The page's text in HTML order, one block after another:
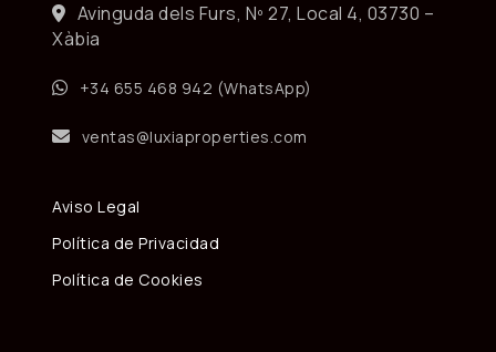
Avinguda dels Furs, Nº 27, Local 4, 03730 –
Xàbia
+34 655 468 942 (WhatsApp)
ventas@luxiaproperties.com
Aviso Legal
Política de Privacidad
Política de Cookies